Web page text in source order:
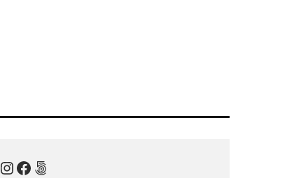
Instagram
Facebook
500px